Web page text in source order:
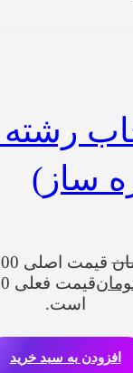
رشته
ساز)
است.
افزودن به سبد خرید